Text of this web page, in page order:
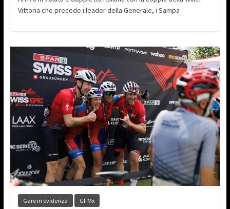
Vittoria che precede i leader della Generale, i Sampa
Gare in evidenza Gf-Mx